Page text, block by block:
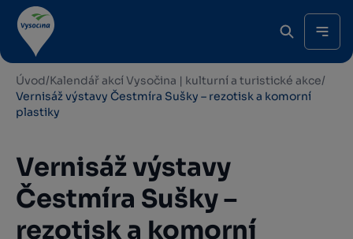
Úvod/Kalendář akcí Vysočina | kulturní a turistické akce/
Vernisáž výstavy Čestmíra Sušky – rezotisk a komorní
plastiky
Vernisáž výstavy
Čestmíra Sušky –
rezotisk a komorní